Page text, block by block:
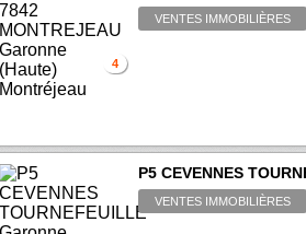
4
VENTES IMMOBILIÈRES
P5 CEVENNES
VENTES IMMOBILIÈRES